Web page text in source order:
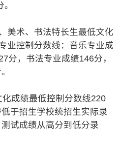
美术、书法特长生最低文化
业控制分数线：音乐专业成
分，书法专业成绩146分，
成绩最低控制分数线220
于招生学校统招生实际录
试成绩从高分到低分录